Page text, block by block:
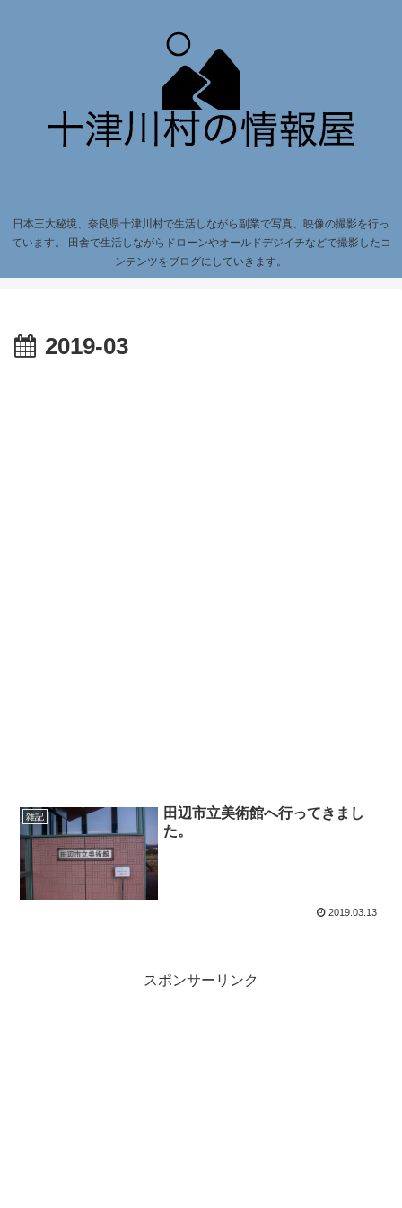
日本三大秘境、奈良県十津川村で生活しながら副業で写真、映像の撮影を行っ
ています。 田舎で生活しながらドローンやオールドデジイチなどで撮影したコ
ンテンツをブログにしていきます。
2019-03
雑記
田辺市立美術館へ行ってきまし
た。
2019.03.13
スポンサーリンク